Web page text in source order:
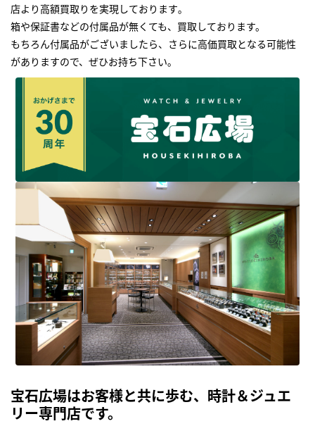
店より高額買取りを実現しております｡
箱や保証書などの付属品が無くても、買取しております。
もちろん付属品がございましたら、さらに高価買取となる可能性
がありますので、ぜひお持ち下さい｡
宝石広場はお客様と共に歩む、時計＆ジュエ
リー専門店です。